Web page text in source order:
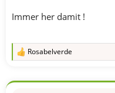
Immer her damit !
R
k
Rosabelverde